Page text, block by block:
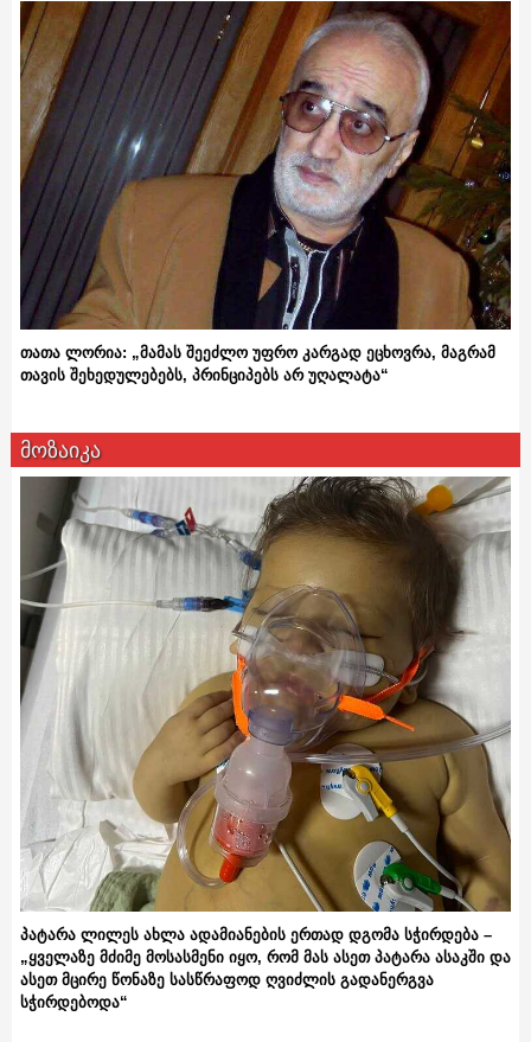
თათა ლორია: „მამას შეეძლო უფრო კარგად ეცხოვრა, მაგრამ
თავის შეხედულებებს, პრინციპებს არ უღალატა“
მოზაიკა
პატარა ლილეს ახლა ადამიანების ერთად დგომა სჭირდება –
„ყველაზე მძიმე მოსასმენი იყო, რომ მას ასეთ პატარა ასაკში და
ასეთ მცირე წონაზე სასწრაფოდ ღვიძლის გადანერგვა
სჭირდებოდა“